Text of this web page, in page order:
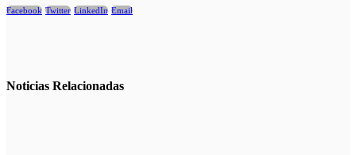
Facebook Twitter LinkedIn Email
Noticias Relacionadas